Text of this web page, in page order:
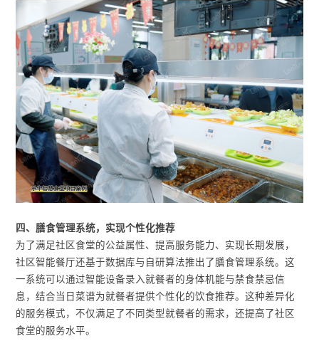
四、膳食管理系统，实现个性化推荐
为了满足社区食堂的公益属性、提高服务能力、实现长期发展，
社区智能餐厅还基于数据库与自研算法推出了膳食管理系统。这
一系统可以通过智能设备录入就餐者的身体机能与禁食禁忌信
息，结合当日菜谱为就餐者提供个性化的饮食推荐。这种差异化
的服务模式，不仅满足了不同类型就餐者的需求，还提高了社区
食堂的服务水平。